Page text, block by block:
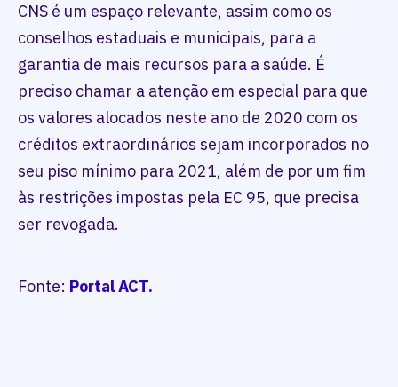
CNS é um espaço relevante, assim como os
conselhos estaduais e municipais, para a
garantia de mais recursos para a saúde. É
preciso chamar a atenção em especial para que
os valores alocados neste ano de 2020 com os
créditos extraordinários sejam incorporados no
seu piso mínimo para 2021, além de por um fim
às restrições impostas pela EC 95, que precisa
ser revogada.
Fonte: Portal ACT.